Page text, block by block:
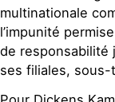
multinationale
l’impunité
de responsabilité
ses filiales,